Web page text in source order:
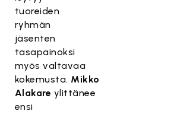
tuoreiden
ryhmän
jäsenten
tasapainoksi
myös valtavaa
kokemusta. Mikko
Alakare ylittänee
ensi